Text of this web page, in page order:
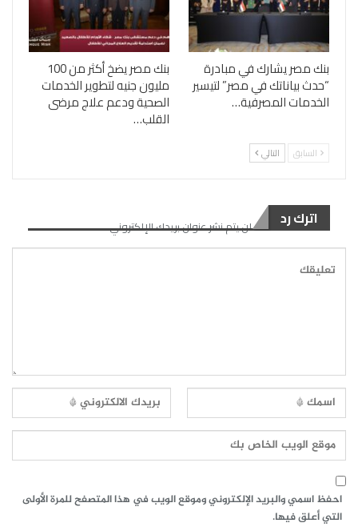
بنك مصر يشارك في مبادرة
“حدث بياناتك في مصر” لتيسير
الخدمات المصرفية…
بنك مصر يضخ أكثر من 100
مليون جنيه لتطوير الخدمات
الصحية ودعم علاج مرضى
القلب…
السابق التالي
اترك رد لن يتم نشر عنوان بريدك الإلكتروني.
احفظ اسمي والبريد الإلكتروني وموقع الويب في هذا المتصفح للمرة الأولى
التي أعلق فيها.